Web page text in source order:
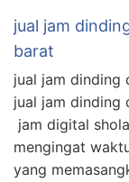
jual jam
barat
jual jam dinding
jual jam dinding
jam digital
mengingat
yang